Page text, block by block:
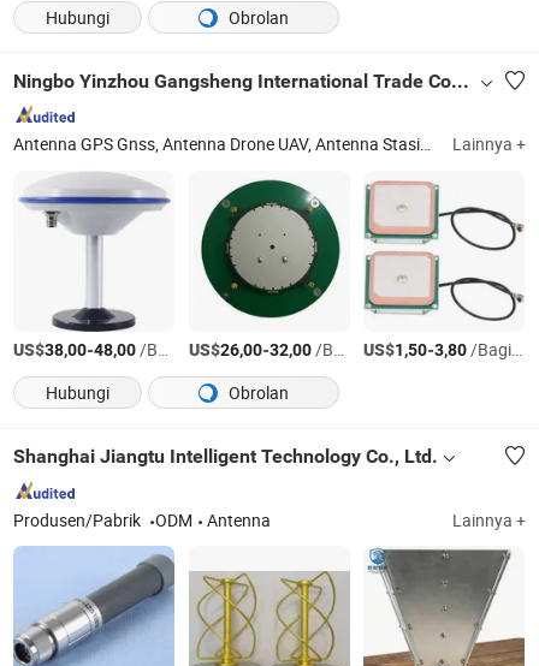
Hubungi
Obrolan
Ningbo Yinzhou Gangsheng International Trade Co., Ltd.
Antenna GPS Gnss, Antenna Drone UAV, Antenna Stasiun Dasar, Antenna GPS Presisi Tinggi, Antenna Survei dan Pemetaan, Stasiun Listrik, Generator Surya, Generator Surya Portabel, Stasiun Daya Portabel, Sistem Penyimpanan Energi Surya Lainnya +
US$38,00-48,00/Bagian US$26,00-32,00/Bagian US$1,50-3,80/Bagian
Hubungi
Obrolan
Shanghai Jiangtu Intelligent Technology Co., Ltd.
Produsen/Pabrik ODM Antenna Lainnya +